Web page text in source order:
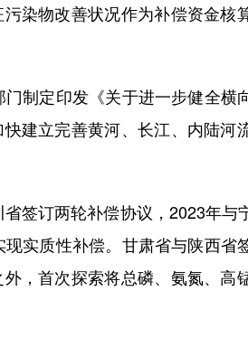
染物改善状况作为补偿资金核
制定印发《关于进一步健全横
建立完善黄河、长江、内陆河流
签订两轮补偿协议，2023年与
实质性补偿。甘肃省与陕西省
，首次探索将总磷、氨氮、高